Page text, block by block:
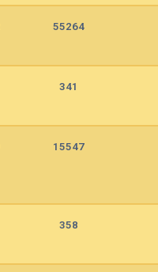
55264
341
15547
358